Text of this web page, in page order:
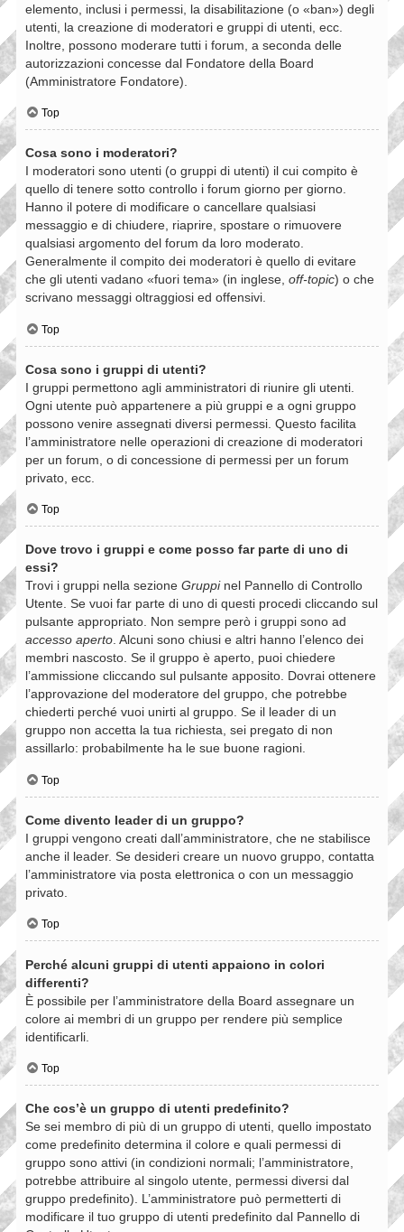
elemento, inclusi i permessi, la disabilitazione (o «ban») degli
utenti, la creazione di moderatori e gruppi di utenti, ecc.
Inoltre, possono moderare tutti i forum, a seconda delle
autorizzazioni concesse dal Fondatore della Board
(Amministratore Fondatore).
Top
Cosa sono i moderatori?
I moderatori sono utenti (o gruppi di utenti) il cui compito è
quello di tenere sotto controllo i forum giorno per giorno.
Hanno il potere di modificare o cancellare qualsiasi
messaggio e di chiudere, riaprire, spostare o rimuovere
qualsiasi argomento del forum da loro moderato.
Generalmente il compito dei moderatori è quello di evitare
che gli utenti vadano «fuori tema» (in inglese, off-topic) o che
scrivano messaggi oltraggiosi ed offensivi.
Top
Cosa sono i gruppi di utenti?
I gruppi permettono agli amministratori di riunire gli utenti.
Ogni utente può appartenere a più gruppi e a ogni gruppo
possono venire assegnati diversi permessi. Questo facilita
l’amministratore nelle operazioni di creazione di moderatori
per un forum, o di concessione di permessi per un forum
privato, ecc.
Top
Dove trovo i gruppi e come posso far parte di uno di
essi?
Trovi i gruppi nella sezione Gruppinel Pannello di Controllo
Utente. Se vuoi far parte di uno di questi procedi cliccando sul
pulsante appropriato. Non sempre però i gruppi sono ad
accesso aperto. Alcuni sono chiusi e altri hanno l’elenco dei
membri nascosto. Se il gruppo è aperto, puoi chiedere
l’ammissione cliccando sul pulsante apposito. Dovrai ottenere
l’approvazione del moderatore del gruppo, che potrebbe
chiederti perché vuoi unirti al gruppo. Se il leader di un
gruppo non accetta la tua richiesta, sei pregato di non
assillarlo: probabilmente ha le sue buone ragioni.
Top
Come divento leader di un gruppo?
I gruppi vengono creati dall’amministratore, che ne stabilisce
anche il leader. Se desideri creare un nuovo gruppo, contatta
l’amministratore via posta elettronica o con un messaggio
privato.
Top
Perché alcuni gruppi di utenti appaiono in colori
differenti?
È possibile per l’amministratore della Board assegnare un
colore ai membri di un gruppo per rendere più semplice
identificarli.
Top
Che cos’è un gruppo di utenti predefinito?
Se sei membro di più di un gruppo di utenti, quello impostato
come predefinito determina il colore e quali permessi di
gruppo sono attivi (in condizioni normali; l’amministratore,
potrebbe attribuire al singolo utente, permessi diversi dal
gruppo predefinito). L’amministratore può permetterti di
modificare il tuo gruppo di utenti predefinito dal Pannello di